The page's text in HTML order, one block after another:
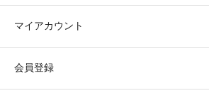
マイアカウント
会員登録